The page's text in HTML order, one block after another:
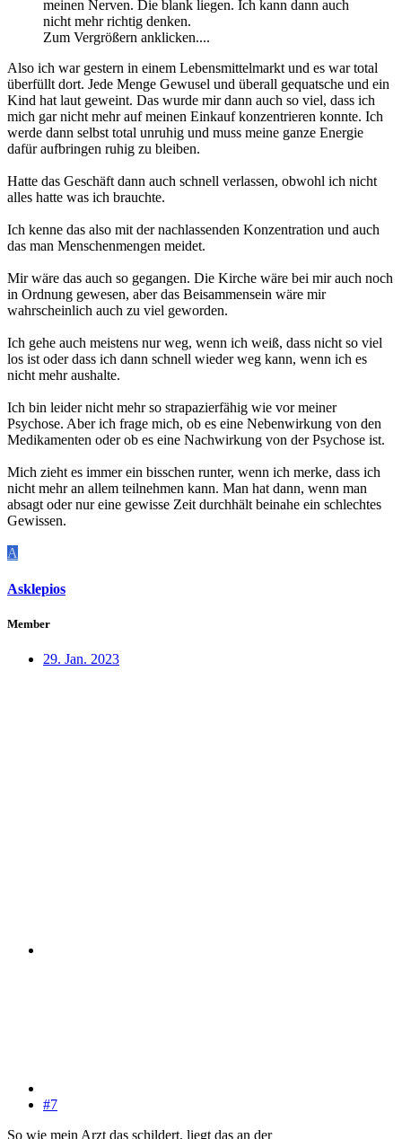
meinen Nerven. Die blank liegen. Ich kann dann auch
nicht mehr richtig denken.
Zum Vergrößern anklicken....
Also ich war gestern in einem Lebensmittelmarkt und es war total
überfüllt dort. Jede Menge Gewusel und überall gequatsche und ein
Kind hat laut geweint. Das wurde mir dann auch so viel, dass ich
mich gar nicht mehr auf meinen Einkauf konzentrieren konnte. Ich
werde dann selbst total unruhig und muss meine ganze Energie
dafür aufbringen ruhig zu bleiben.
Hatte das Geschäft dann auch schnell verlassen, obwohl ich nicht
alles hatte was ich brauchte.
Ich kenne das also mit der nachlassenden Konzentration und auch
das man Menschenmengen meidet.
Mir wäre das auch so gegangen. Die Kirche wäre bei mir auch noch
in Ordnung gewesen, aber das Beisammensein wäre mir
wahrscheinlich auch zu viel geworden.
Ich gehe auch meistens nur weg, wenn ich weiß, dass nicht so viel
los ist oder dass ich dann schnell wieder weg kann, wenn ich es
nicht mehr aushalte.
Ich bin leider nicht mehr so strapazierfähig wie vor meiner
Psychose. Aber ich frage mich, ob es eine Nebenwirkung von den
Medikamenten oder ob es eine Nachwirkung von der Psychose ist.
Mich zieht es immer ein bisschen runter, wenn ich merke, dass ich
nicht mehr an allem teilnehmen kann. Man hat dann, wenn man
absagt oder nur eine gewisse Zeit durchhält beinahe ein schlechtes
Gewissen.
A
Asklepios
Member
29. Jan. 2023
#7
So wie mein Arzt das schildert, liegt das an der